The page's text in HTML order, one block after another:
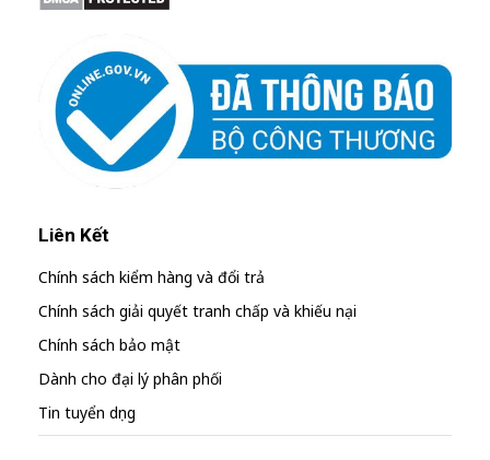
Liên Kết
Chính sách kiểm hàng và đổi trả
Chính sách giải quyết tranh chấp và khiếu nại
Chính sách bảo mật
Dành cho đại lý phân phối
Tin tuyển dụng